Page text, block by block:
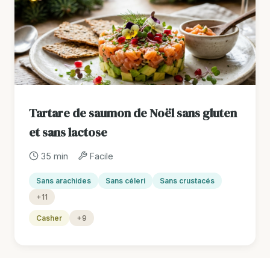
Tartare de saumon de Noël sans gluten
et sans lactose
35 min Facile
Sans arachides Sans céleri
Sans crustacés
+11
Casher +9